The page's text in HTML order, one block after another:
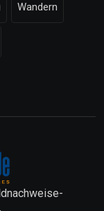
Wandern
-